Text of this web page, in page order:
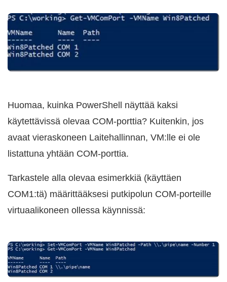
Huomaa, kuinka PowerShell näyttää kaksi
käytettävissä olevaa COM-porttia? Kuitenkin, jos
avaat vieraskoneen Laitehallinnan, VM:lle ei ole
listattuna yhtään COM-porttia.
Tarkastele alla olevaa esimerkkiä (käyttäen
COM1:tä) määrittääksesi putkipolun COM-porteille
virtuaalikoneen ollessa käynnissä: